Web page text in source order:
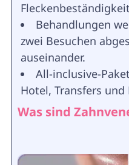
Behandlungen
zwei Besuchen
auseinander.
All-inclusive-
Hotel, Transfers und
Was sind